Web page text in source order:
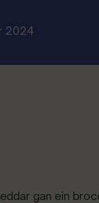
2024
gan ein